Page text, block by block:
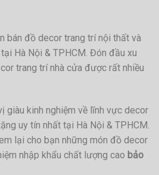
bán đồ decor trang trí nội thất và
Hà Nội & TPHCM. Đón đầu xu
trang trí nhà cửa được rất nhiều
giàu kinh nghiệm về lĩnh vực decor
uy tín nhất tại Hà Nội & TPHCM.
lại cho bạn những món đồ decor
nhập khẩu chất lượng cao bảo